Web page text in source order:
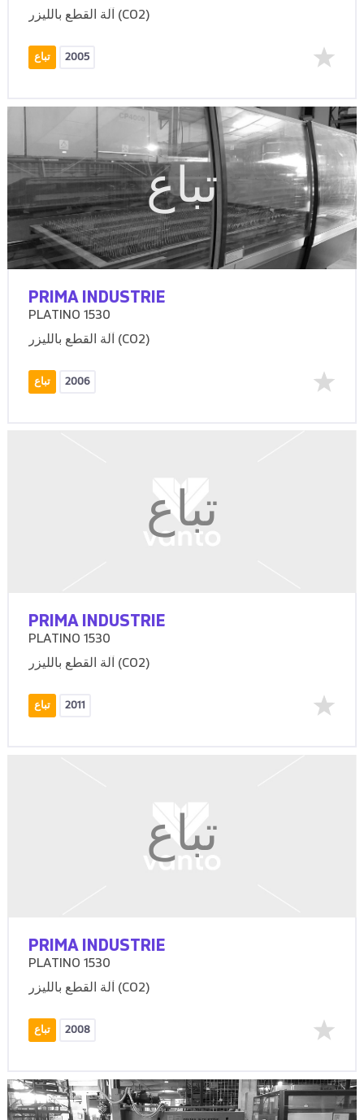
آلة القطع بالليزر (CO2)
تباع 2005
تباع
PRIMA INDUSTRIE
PLATINO 1530
آلة القطع بالليزر (CO2)
تباع 2006
تباع
PRIMA INDUSTRIE
PLATINO 1530
آلة القطع بالليزر (CO2)
تباع 2011
تباع
PRIMA INDUSTRIE
PLATINO 1530
آلة القطع بالليزر (CO2)
تباع 2008